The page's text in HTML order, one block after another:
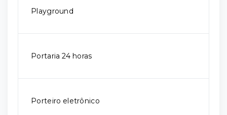
Playground
Portaria 24 horas
Porteiro eletrônico